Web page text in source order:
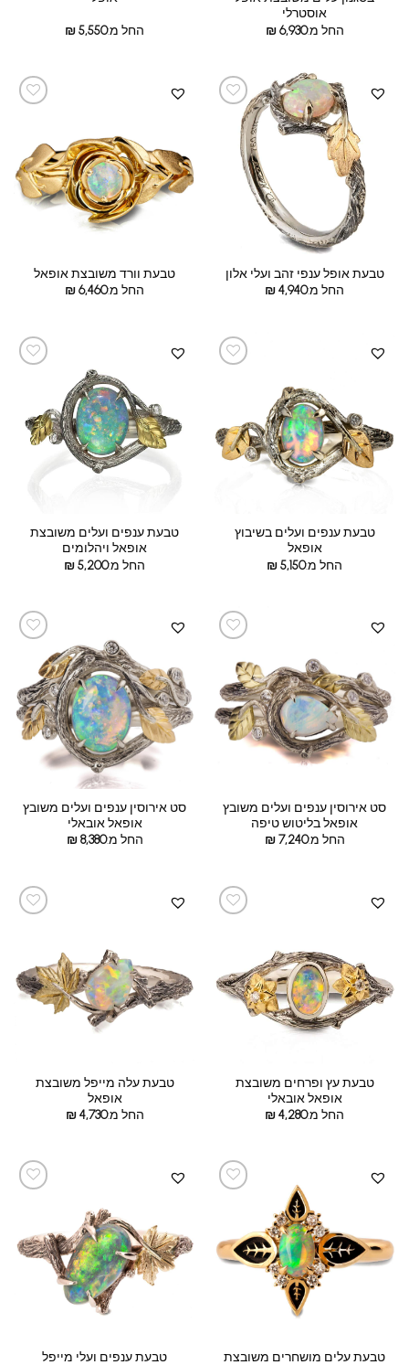
אוסטרלי
החל מ:
₪6,930 החל מ: ₪5,550
טבעת אופל ענפי זהב ועלי אלון
החל מ:
₪4,940
טבעת וורד משובצת אופאל
החל מ:
₪6,460
טבעת ענפים ועלים בשיבוץ
אופאל
החל מ:
₪5,150
טבעת ענפים ועלים משובצת
אופאל ויהלומים
החל מ:
₪5,200
סט אירוסין ענפים ועלים משובץ
אופאל בליטוש טיפה
החל מ:
₪7,240
סט אירוסין ענפים ועלים משובץ
אופאל אובאלי
החל מ:
₪8,380
טבעת עץ ופרחים משובצת
אופאל אובאלי
החל מ:
₪4,280
טבעת עלה מייפל משובצת
אופאל
החל מ:
₪4,730
טבעת עלים מושחרים משובצת טבעת ענפים ועלי מייפל